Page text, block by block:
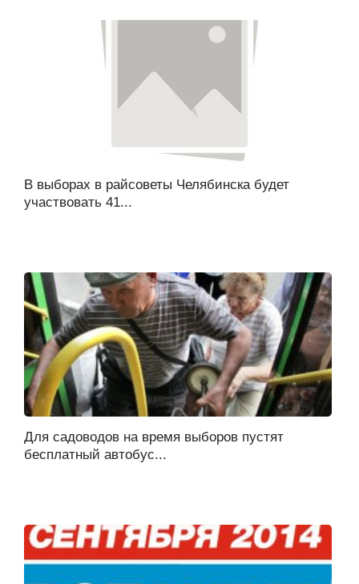
В выборах в райсоветы Челябинска будет
участвовать 41...
Для садоводов на время выборов пустят
бесплатный автобус...